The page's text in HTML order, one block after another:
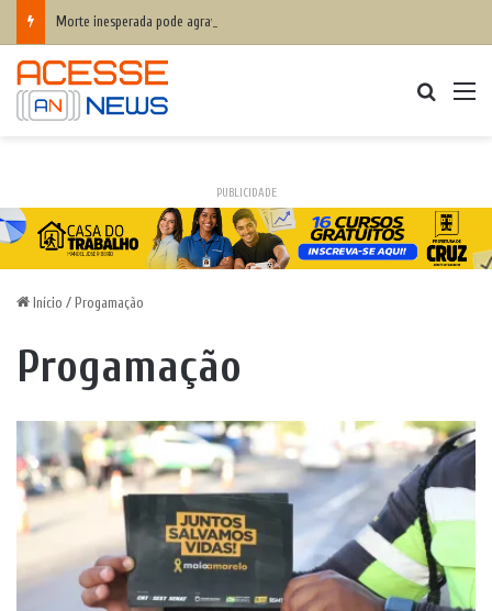
Morte inesperada pode agravar desequilíbrio financeiro das famílias
PUBLICIDADE
Início / Progamação
Progamação